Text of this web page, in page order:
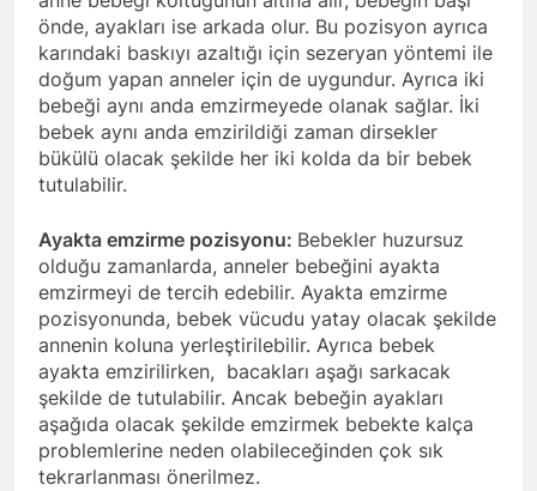
önde, ayakları ise arkada olur. Bu pozisyon ayrıca
karındaki baskıyı azaltığı için sezeryan yöntemi ile
doğum yapan anneler için de uygundur. Ayrıca iki
bebeği aynı anda emzirmeyede olanak sağlar. İki
bebek aynı anda emzirildiği zaman dirsekler
bükülü olacak şekilde her iki kolda da bir bebek
tutulabilir.
Ayakta emzirme pozisyonu: Bebekler huzursuz
olduğu zamanlarda, anneler bebeğini ayakta
emzirmeyi de tercih edebilir. Ayakta emzirme
pozisyonunda, bebek vücudu yatay olacak şekilde
annenin koluna yerleştirilebilir. Ayrıca bebek
ayakta emzirilirken, bacakları aşağı sarkacak
şekilde de tutulabilir. Ancak bebeğin ayakları
aşağıda olacak şekilde emzirmek bebekte kalça
problemlerine neden olabileceğinden çok sık
tekrarlanması önerilmez.